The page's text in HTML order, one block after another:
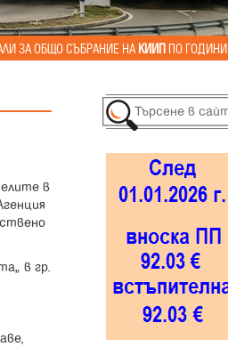
ЗА ОБЩО СЪБРАНИЕ НАКИИППО ГОДИНИ
в
в гр.